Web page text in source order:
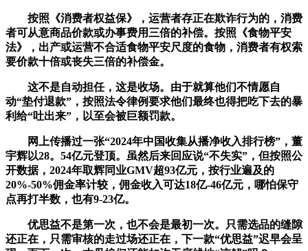
按照《消费者权益保》，运营者存正在欺诈行为的，消费
者可从意商品价款或办事费用三倍的补偿。按照《食物平安
法》，出产或运营不合适食物平安尺度的食物，消费者有权索
要价款十倍或丧失三倍的补偿金。
这不是自动担任，这是收场。由于就算他们不情愿自
动“垫付退款”，按照法令律例要求他们最终也得把吃下去的暴
利给“吐出来”，以至会被巨额罚款。
网上传播过一张“2024年中国收集从播净收入排行榜”，董
宇辉以28。54亿元登顶。虽然后来回应说“不失实”，但按照公
开数据，2024年取辉同业GMV超93亿元，按行业遍及的
20%-50%佣金率计较，佣金收入可达18亿-46亿元，哪怕保守
点再打半数，也有9-23亿。
优思益不是第一次，也不会是最初一次。只需选品的缝隙
还正在，只需审核的走过场还正在，下一款“优思益”迟早会呈